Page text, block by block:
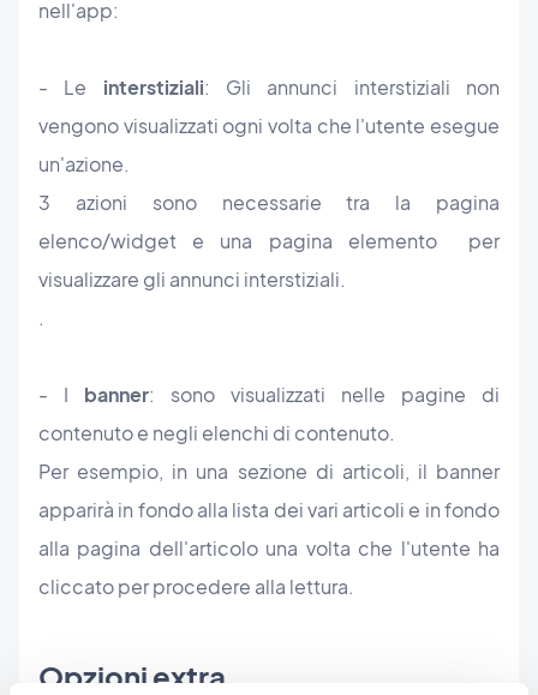
nell'app:
- Le interstiziali: Gli annunci interstiziali non
vengono visualizzati ogni volta che l'utente esegue
un'azione.
3 azioni sono necessarie tra la pagina
elenco/widget e una pagina elemento per
visualizzare gli annunci interstiziali.
.
- I banner: sono visualizzati nelle pagine di
contenuto e negli elenchi di contenuto.
Per esempio, in una sezione di articoli, il banner
apparirà in fondo alla lista dei vari articoli e in fondo
alla pagina dell'articolo una volta che l'utente ha
cliccato per procedere alla lettura.
Opzioni extra